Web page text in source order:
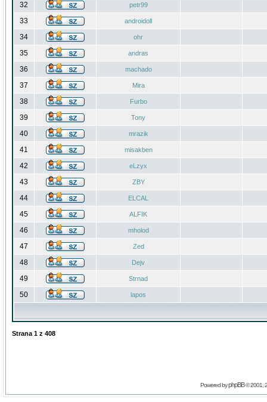
32 petr99
33 androidoll
34 ohr
35 andras
36 machado
37 Mira
38 Furbo
39 Tony
40 mrazik
41 misakben
42 eLzyx
43 ZBY
44 ELCAL
45 ALFIK
46 mholod
47 Zed
48 Dejv
49 Strnad
50 lapos
Strana 1 z 408
Powered byphpBB© 2001,